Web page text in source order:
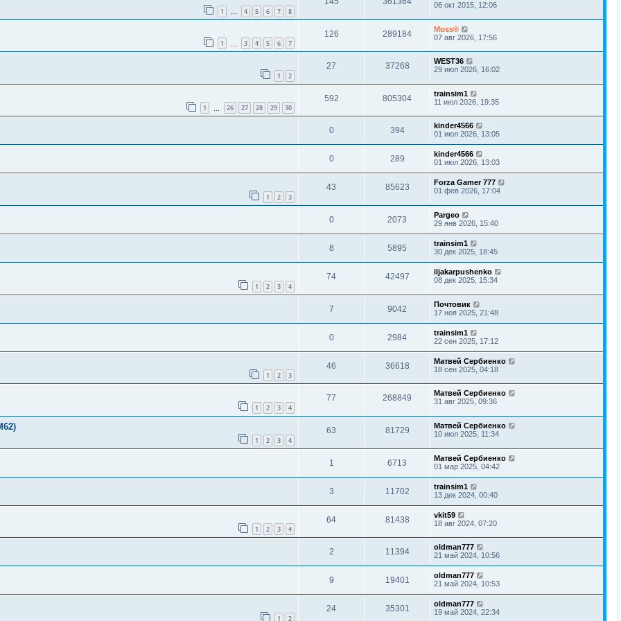
1 … 4 5 6 7 8
06 окт 2015, 12:06
1 3 4 5 6 7
126 289184
Moss®
07 авг 2026, 17:56
1 2
27 37268
WEST36
29 июл 2026, 16:02
1 26 27 28 29 30
592 805304
trainsim1
11 июл 2026, 19:35
0 394
kinder4566
01 июл 2026, 13:05
0 289
kinder4566
01 июл 2026, 13:03
1 2 3
43 85623
Forza Gamer 777
01 фев 2026, 17:04
0 2073
Pargeo
29 янв 2026, 15:40
8 5895
trainsim1
30 дек 2025, 18:45
1 2 3 4
74 42497
iljakarpushenko
08 дек 2025, 15:34
7 9042
Почтовик
17 ноя 2025, 21:48
0 2984
trainsim1
22 сен 2025, 17:12
1 2 3
46 36618
Матвей Сербиенко
18 сен 2025, 04:18
1 2 3 4
77 268849
Матвей Сербиенко
31 авг 2025, 09:36
1 2 3 4
63 81729
Матвей Сербиенко
10 июл 2025, 11:34
1 6713
Матвей Сербиенко
01 мар 2025, 04:42
3 11702
trainsim1
13 дек 2024, 00:40
1 2 3 4
64 81438
vkit59
18 авг 2024, 07:20
2 11394
oldman777
21 май 2024, 10:56
9 19401
oldman777
21 май 2024, 10:53
1 2
24 35301
oldman777
19 май 2024, 22:34